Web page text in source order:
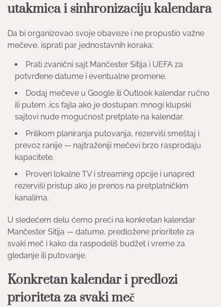
utakmica i sinhronizaciju kalendara
Da bi organizovao svoje obaveze i ne propustio važne
mečeve, isprati par jednostavnih koraka:
Prati zvanični sajt Mančester Sitija i UEFA za
potvrđene datume i eventualne promene.
Dodaj mečeve u Google ili Outlook kalendar ručno
ili putem .ics fajla ako je dostupan; mnogi klupski
sajtovi nude mogućnost pretplate na kalendar.
Prilikom planiranja putovanja, rezerviši smeštaj i
prevoz ranije — najtraženiji mečevi brzo rasprodaju
kapacitete.
Proveri lokalne TV i streaming opcije i unapred
rezerviši pristup ako je prenos na pretplatničkim
kanalima.
U sledećem delu ćemo preći na konkretan kalendar
Mančester Sitija — datume, predložene prioritete za
svaki meč i kako da raspodeliš budžet i vreme za
gledanje ili putovanje.
Konkretan kalendar i predlozi
prioriteta za svaki meč